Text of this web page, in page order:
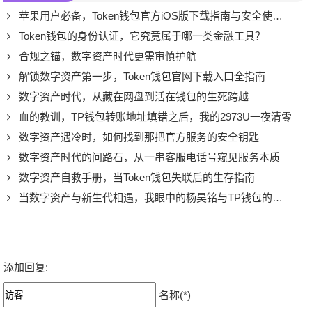
苹果用户必备，Token钱包官方iOS版下载指南与安全使用心得
Token钱包的身份认证，它究竟属于哪一类金融工具？
合规之锚，数字资产时代更需审慎护航
解锁数字资产第一步，Token钱包官网下载入口全指南
数字资产时代，从藏在网盘到活在钱包的生死跨越
血的教训，TP钱包转账地址填错之后，我的2973U一夜清零
数字资产遇冷时，如何找到那把官方服务的安全钥匙
数字资产时代的问路石，从一串客服电话号窥见服务本质
数字资产自救手册，当Token钱包失联后的生存指南
当数字资产与新生代相遇，我眼中的杨昊铭与TP钱包的初印象
添加回复:
名称(*)